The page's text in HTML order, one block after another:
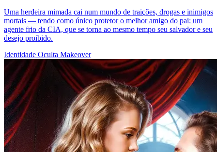
Uma herdeira mimada cai num mundo de traições, drogas e inimigos
mortais — tendo como único protetor o melhor amigo do pai: um
agente frio da CIA, que se torna ao mesmo tempo seu salvador e seu
desejo proibido.
Identidade Oculta Makeover